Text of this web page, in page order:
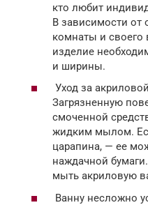
кто любит
В зависимости от
комнаты и своего
изделие
и ширины.
Уход за
Загрязненную
смоченной
жидким мылом.
царапина, — ее
наждачной
мыть акриловую
Ванну несложно